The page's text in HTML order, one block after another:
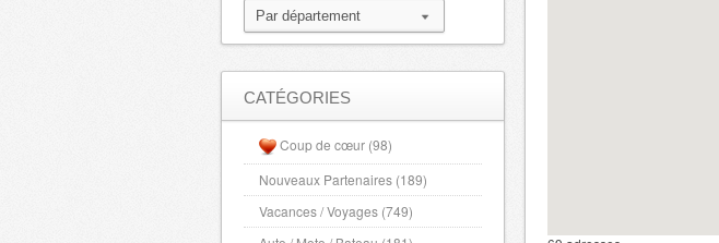
CATÉGORIES
Coup de cœur (98)
Nouveaux Partenaires (189)
Vacances / Voyages (749)